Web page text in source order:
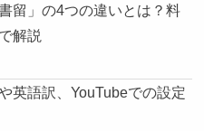
留」の4つの違いとは？料
解説
英語訳、YouTubeでの設定